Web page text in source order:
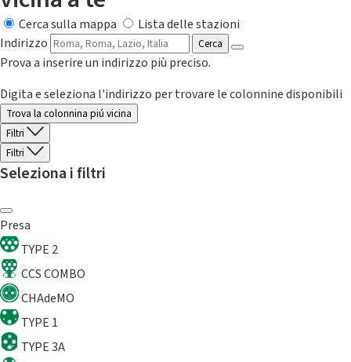
Cerca sulla mappa
Lista delle stazioni
Indirizzo
Cerca
Prova a inserire un indirizzo più preciso.
Digita e seleziona l'indirizzo per trovare le colonnine disponibili
Trova la colonnina piú vicina
Filtri
Filtri
Seleziona i filtri
Presa
TYPE 2
CCS COMBO
CHAdeMO
TYPE 1
TYPE 3A